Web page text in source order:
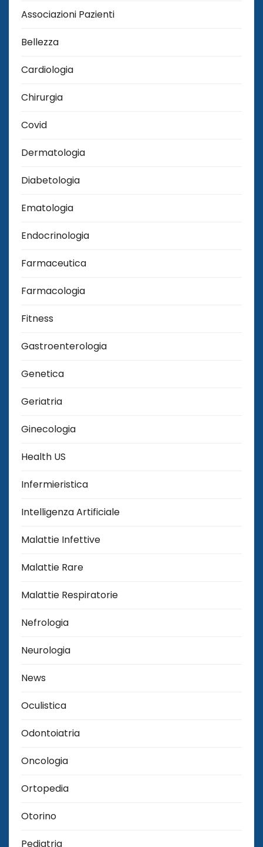
Associazioni Pazienti
Bellezza
Cardiologia
Chirurgia
Covid
Dermatologia
Diabetologia
Ematologia
Endocrinologia
Farmaceutica
Farmacologia
Fitness
Gastroenterologia
Genetica
Geriatria
Ginecologia
Health US
Infermieristica
Intelligenza Artificiale
Malattie Infettive
Malattie Rare
Malattie Respiratorie
Nefrologia
Neurologia
News
Oculistica
Odontoiatria
Oncologia
Ortopedia
Otorino
Pediatria